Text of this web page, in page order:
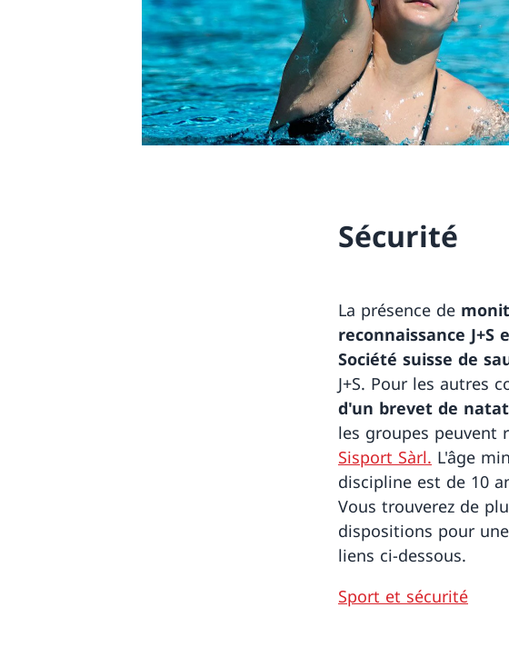
Sécurité
La présence de
reconnaissance
Société suisse de
J+S. Pour les autres
d'un brevet de
les groupes peuvent
Sisport Sàrl. L'âge
discipline est de 10
Vous trouverez de
dispositions pour
liens ci-dessous.
Sport et sécurité